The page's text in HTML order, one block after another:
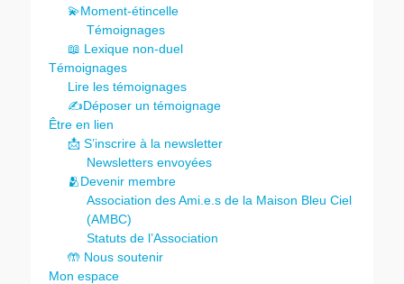
💫Moment-étincelle
Témoignages
📖 Lexique non-duel
Témoignages
Lire les témoignages
✍️Déposer un témoignage
Être en lien
📩 S’inscrire à la newsletter
Newsletters envoyées
🫂Devenir membre
Association des Ami.e.s de la Maison Bleu Ciel
(AMBC)
Statuts de l’Association
🤲 Nous soutenir
Mon espace